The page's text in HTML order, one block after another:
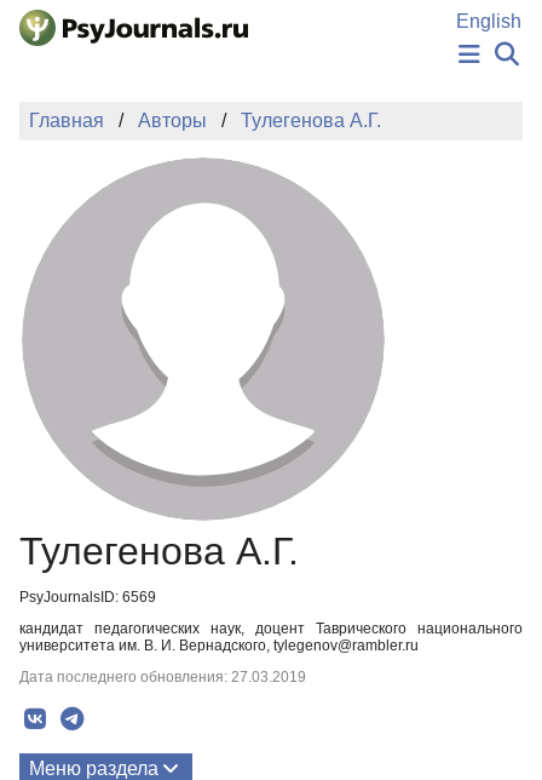
Перейти к основному содержанию
English
НОВОСТИ
АВТОРЫ
ПОДАТЬ РУКОПИСЬ
БАЗА ЗНАНИЙ
КЛЮЧЕВЫЕ СЛОВА
Регистрация
Главная Авторы Тулегенова А.Г.
Тулегенова А.Г.
PsyJournalsID: 6569
кандидат педагогических наук, доцент Таврического национального
университета им. В. И. Вернадского, tylegenov@rambler.ru
Дата последнего обновления: 27.03.2019
Меню раздела